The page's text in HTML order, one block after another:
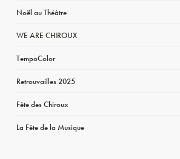
Noël au Théâtre
WE ARE CHIROUX
TempoColor
Retrouvailles 2025
Fête des Chiroux
La Fête de la Musique